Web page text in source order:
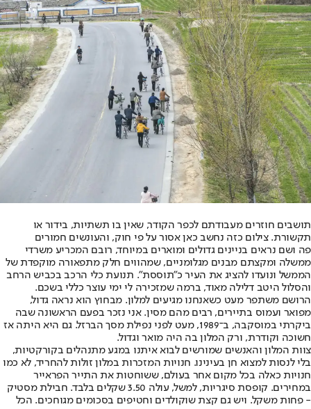
תושבים חוזרים מעבודתם לכפר הקודר, שאין בו תשתיות, בידור או
תקשורת. צילום כזה נחשב כאן אסור על פי חוק, והעונשים חמורים
פה ושם נראים בניינים גדולים ומוארים במיוחד, רובם המכריע משרדי
ממשלה ומקצתם מבנים מגלומניים, שמהווים חלק מתפאורה מוקפדת של
הממשל ונועדו להציג את העיר כ"תוססת". תנועת כלי הרכב בכביש הרחב
והסלול היטב דלילה מאוד, ברמה שמזכירה לי ימי עוצר כללי בשכם.
הרושם משתפר מעט כשאנחנו מגיעים למלון. מבחוץ הוא נראה גדול,
מפואר ועמוס בתיירים, רבים מהם מסין. אני נזכר בפעם הראשונה שבה
ביקרתי במוסקבה, ב־1989, מעט לפני נפילת מסך הברזל. גם היא היתה אז
חשוכה וקודרת, ורק המלון בה היה מואר וגדול.
צוות המלון והאנשים שמורשים לבוא איתנו במגע מתנהלים בקורקטיות,
בלי לנסות למצוא חן בעינינו. חנויות המזכרות במלון זולות להחריד, לא כמו
חנויות כאלה בכל מקום אחר בעולם, ששוחטות את התייר הפראייר
במחירים. קופסת סיגריות, למשל, עולה 3.50 שקלים בלבד. חבילת מסטיק
- פחות משקל. ויש גם קצת שוקולדים וחטיפים בסכומים מגוחכים. הכל